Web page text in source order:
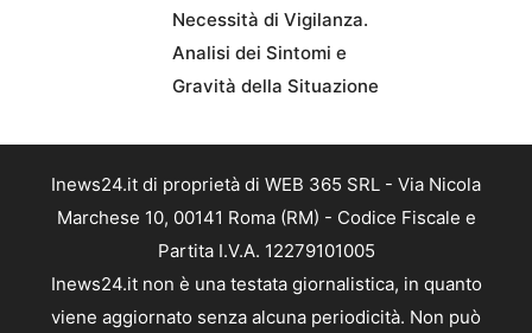
Necessità di Vigilanza.
Analisi dei Sintomi e
Gravità della Situazione
Inews24.it di proprietà di WEB 365 SRL - Via Nicola
Marchese 10, 00141 Roma (RM) - Codice Fiscale e
Partita I.V.A. 12279101005
Inews24.it non è una testata giornalistica, in quanto
viene aggiornato senza alcuna periodicità. Non può